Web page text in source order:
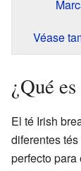
Véase
¿Qué
El té Irish
diferentes
perfecto